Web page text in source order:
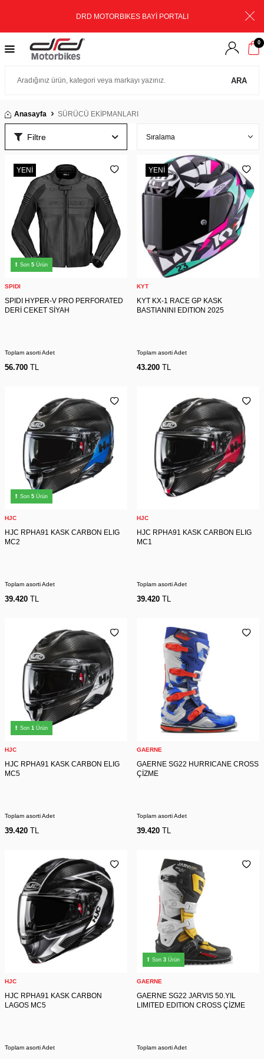
DRD MOTORBIKES BAYİ PORTALI
ARA
0
Anasayfa SÜRÜCÜ EKİPMANLARI
Filtre
YENI
Son 5 Ürün
SPIDI
SPIDI HYPER-V PRO PERFORATED
DERİ CEKET SİYAH
Toplam asorti Adet
56.700 TL
YENI
KYT
KYT KX-1 RACE GP KASK
BASTIANINI EDITION 2025
Toplam asorti Adet
43.200 TL
Son 5 Ürün
HJC
HJC RPHA91 KASK CARBON ELIG
MC2
Toplam asorti Adet
39.420 TL
HJC
HJC RPHA91 KASK CARBON ELIG
MC1
Toplam asorti Adet
39.420 TL
Son 1 Ürün
HJC
HJC RPHA91 KASK CARBON ELIG
MC5
Toplam asorti Adet
39.420 TL
GAERNE
GAERNE SG22 HURRICANE CROSS
ÇİZME
Toplam asorti Adet
39.420 TL
HJC
HJC RPHA91 KASK CARBON
LAGOS MC5
Toplam asorti Adet
Son 3 Ürün
GAERNE
GAERNE SG22 JARVIS 50.YIL
LIMITED EDITION CROSS ÇİZME
Toplam asorti Adet